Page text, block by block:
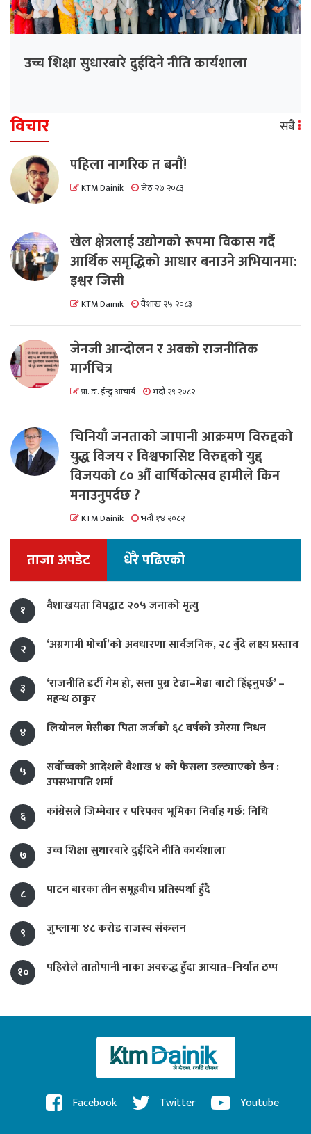
उच्च शिक्षा सुधारबारे दुईदिने नीति कार्यशाला
विचार सबै
पहिला नागरिक त बनाैं!
KTM Dainik जेठ २७ २०८३
खेल क्षेत्रलाई उद्योगको रूपमा विकास गर्दै
आर्थिक समृद्धिको आधार बनाउने अभियानमा:
इश्वर जिसी
KTM Dainik वैशाख २५ २०८३
जेनजी आन्दोलन र अबको राजनीतिक
मार्गचित्र
प्रा. डा. ईन्दु आचार्य भदौ २९ २०८२
चिनियाँ जनताको जापानी आक्रमण विरुद्दको
युद्ध विजय र विश्वफासिष्ट विरुद्दको युद्द
विजयको ८० औं वार्षिकोत्सव हामीले किन
मनाउनुपर्दछ ?
KTM Dainik भदौ १४ २०८२
ताजा अपडेट धेरै पढिएको
१ वैशाखयता विपद्बाट २०५ जनाको मृत्यु
२ ‘अग्रगामी मोर्चा’को अवधारणा सार्वजनिक, २८ बुँदे लक्ष्य प्रस्ताव
३
‘राजनीति डर्टी गेम हो, सत्ता पुग्न टेढा–मेढा बाटो हिँड्नुपर्छ’ –
महन्थ ठाकुर
४
लियोनल मेसीका पिता जर्जको ६८ वर्षको उमेरमा निधन
५
सर्वोच्चको आदेशले वैशाख ४ को फैसला उल्ट्याएको छैन :
उपसभापति शर्मा
६
कांग्रेसले जिम्मेवार र परिपक्व भूमिका निर्वाह गर्छ: निधि
७ उच्च शिक्षा सुधारबारे दुईदिने नीति कार्यशाला
८ पाटन बारका तीन समूहबीच प्रतिस्पर्धा हुँदै
९ जुम्लामा ४८ करोड राजस्व संकलन
१० पहिरोले तातोपानी नाका अवरुद्ध हुँदा आयात–निर्यात ठप्प
Facebook Twitter Youtube